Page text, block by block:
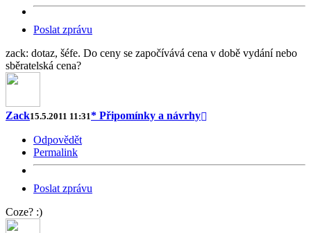
Poslat zprávu
zack: dotaz, šéfe. Do ceny se započívává cena v době vydání nebo
sběratelská cena?
Zack15.5.2011 11:31* Připomínky a návrhy
Odpovědět
Permalink
Poslat zprávu
Coze? :)